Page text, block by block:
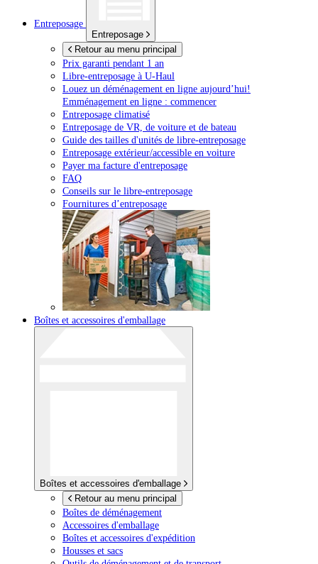
Entreposage
Entreposage
Retour au menu principal
Prix garanti pendant 1 an
Libre-entreposage à U-Haul
Louez un déménagement en ligne aujourd’hui!
Emménagement en ligne : commencer
Entreposage climatisé
Entreposage de VR, de voiture et de bateau
Guide des tailles d'unités de libre-entreposage
Entreposage extérieur/accessible en voiture
Payer ma facture d'entreposage
FAQ
Conseils sur le libre-entreposage
Fournitures d’entreposage
Boîtes et accessoires d'emballage
Boîtes et accessoires d'emballage
Retour au menu principal
Boîtes de déménagement
Accessoires d'emballage
Boîtes et accessoires d'expédition
Housses et sacs